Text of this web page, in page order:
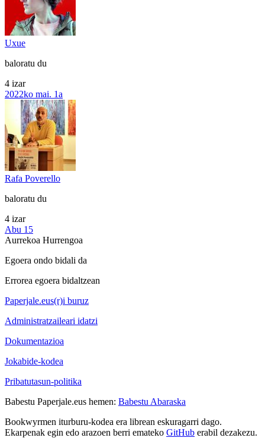
Uxue
baloratu du
4 izar
2022ko mai. 1a
Rafa Poverello
baloratu du
4 izar
Abu 15
Aurrekoa Hurrengoa
Egoera ondo bidali da
Errorea egoera bidaltzean
Paperjale.eus(r)i buruz
Administratzaileari idatzi
Dokumentazioa
Jokabide-kodea
Pribatutasun-politika
Babestu Paperjale.eus hemen: Babestu Abaraska
Bookwyrmen iturburu-kodea era librean eskuragarri dago.
Ekarpenak egin edo arazoen berri emateko GitHub erabil dezakezu.